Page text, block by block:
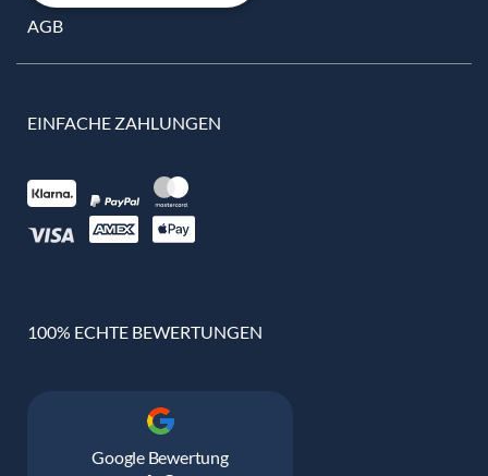
AGB
EINFACHE ZAHLUNGEN
100% ECHTE BEWERTUNGEN
Google Bewertung